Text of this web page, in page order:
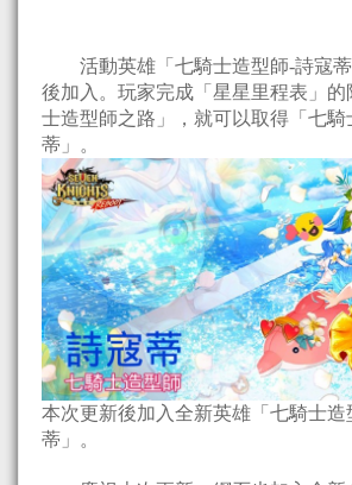
活動英雄「七騎士造型師-詩寇蒂
後加入。玩家完成「星星里程表」
士造型師之路」，就可以取得「七騎
蒂」。
本次更新後加入全新英雄「七騎士
蒂」。